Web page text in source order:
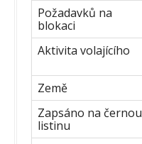
Požadavků na
blokaci
Aktivita volajícího
Země
Zapsáno na černou
listinu